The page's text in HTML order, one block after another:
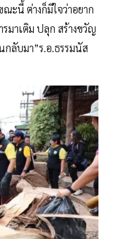
ะนี้ ต่างก็มีใจว่าอยาก
มาเติม ปลุก สร้างขวัญ
กลับมา”ร.อ.ธรรมนัส